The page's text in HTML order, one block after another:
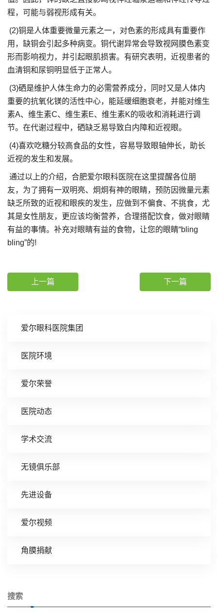
爱尔眼科医院集团
医院环境
爱尔荣誉
医院动态
学术交流
无镜俱乐部
先进设备
爱尔视频
角膜捐献
搜索
程，可能与弱视形成有关。
(2)铜是人体重要微量元素之一，对色素的形成具有重要作
用，缺铜会引起多种病变。铜代谢异常会导致视网膜色素变
形而影响视力，并引起眼肌损害。有研究表明，近视患者的
血清铜和尿铜明显低于正常人。
(3)硒是维护人体生命力的必需营养成分，同时又是人体内
重要的抗氧化镁的活性中心，能延缓细胞衰老，并能对维生
素A、维生素C、维生素E、维生素K的吸收和消耗进行调
节。在代谢过程中，硒缺乏易导致白内障和近视眼。
(4)喜欢吃糖分较高食品的女性，容易导致眼轴伸长，助长
近视的发生和发展。
通过以上的介绍，合肥爱尔眼科医院在这里提醒各位朋
友，为了拥有一双明亮、炯炯有神的眼睛，预防因微量元素
缺乏所致的近视和眼疾的发生，应做到不偏食、不挑食，尤
其是女性朋友，更应该均衡营养，合理搭配饮食，做对眼睛
有益的事情。补充对眼睛有益的食物，让您的眼睛“bling
bling”的!
上一篇 下一篇